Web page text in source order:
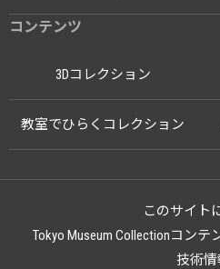
コンテンツ
3Dコレクション
教室でひらくコレクション
このサイト
Tokyo Museum Collectionコン
技術情